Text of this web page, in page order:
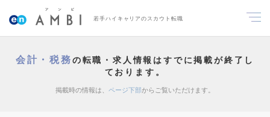
若手ハイキャリアのスカウト転職
会計・税務の転職・求人情報はすでに掲載が終了し
ております。
掲載時の情報は、 ページ下部からご覧いただけます。